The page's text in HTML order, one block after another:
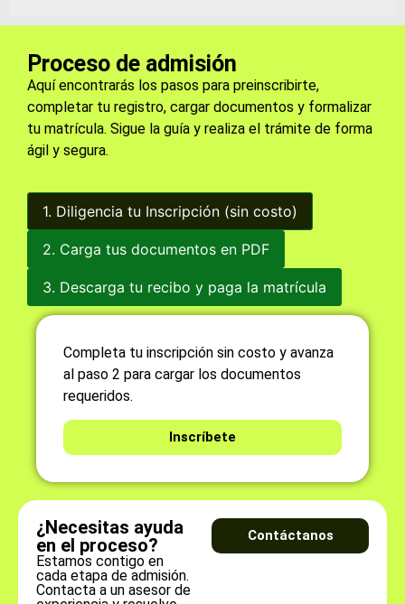
Proceso de admisión
Aquí encontrarás los pasos para preinscribirte,
completar tu registro, cargar documentos y formalizar
tu matrícula. Sigue la guía y realiza el trámite de forma
ágil y segura.
1. Diligencia tu Inscripción (sin costo)
2. Carga tus documentos en PDF
3. Descarga tu recibo y paga la matrícula
Completa tu inscripción sin costo y avanza
al paso 2 para cargar los documentos
requeridos.
Inscríbete
¿Necesitas ayuda
en el proceso?
Estamos contigo en
cada etapa de admisión.
Contacta a un asesor de
Contáctanos